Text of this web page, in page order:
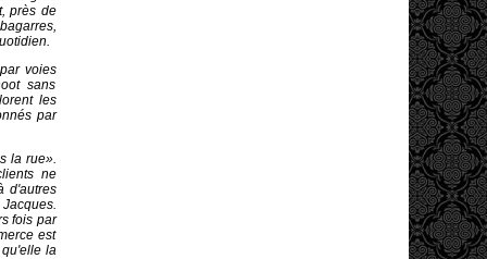
près de
voies
sans
les
par
la rue».
ne
d'autres
fois par
est
la